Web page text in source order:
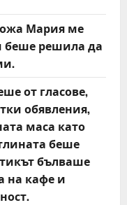
Мария ме
беше решила да
от гласове,
обявления,
маса като
беше
бълваше
на кафе и